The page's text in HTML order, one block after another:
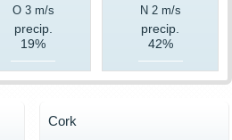
O 3 m/s
precip.
19%
N 2 m/s
precip.
42%
Cork